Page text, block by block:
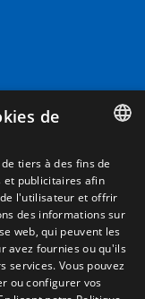
100
SPAIN
SPANISH
ENGLISH
FRENCH
ITALIAN
PORTUGUESE
de
tiers à des fins de
et publicitaires afin
l'utilisateur et offrir
des informations sur
web, qui peuvent les
avez fournies ou qu'ils
services. Vous pouvez
ou configurer vos